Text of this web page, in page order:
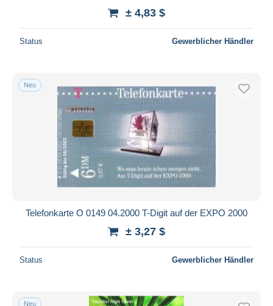
± 4,83 $
Status Gewerblicher Händler
Neu
Telefonkarte O 0149 04.2000 T-Digit auf der EXPO 2000
± 3,27 $
Status Gewerblicher Händler
Neu